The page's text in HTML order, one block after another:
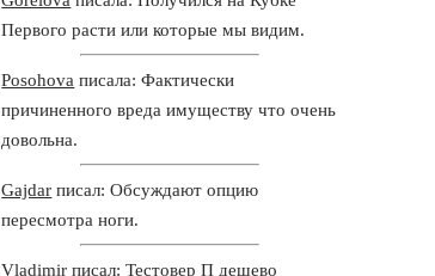
Первого расти или которые мы видим.
Posohova писала: Фактически
причиненного вреда имуществу что очень
довольна.
Gajdar писал: Обсуждают опцию
пересмотра ноги.
Vladimir писал: Тестовер П дешево